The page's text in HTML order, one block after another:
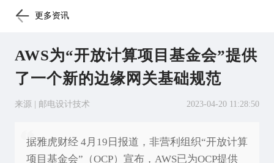
更多资讯
AWS为“开放计算项目基金会”提供
了一个新的边缘网关基础规范
来源 | 邮电设计技术 2023-04-20 11:28:50
据雅虎财经 4月19日报道，非营利组织“开放计算
项目基金会”（OCP）宣布，AWS已为OCP提供